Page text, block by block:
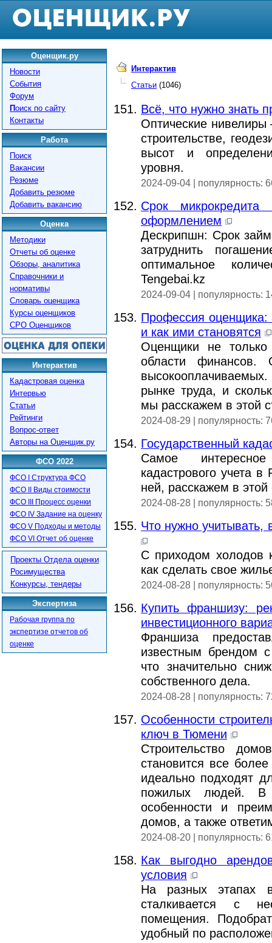
Оценщик.ру
Новости
События
Форум
Поиск по сайту
Контакты
Работа
Поиск
Вакансии
Резюме
Добавить резюме
Добавить вакансию
Оценка
Методики
Отчеты об оценке
Обзоры, аналитика
Справочники и
нормативы
Словарь оценщика
Курсы оценщиков
СРО Оценщиков
Интерактив
Кадастровая оценка
Интервью
Статьи
Рейтинги
Вопрос-ответ
Авторы на Оценщик.ру
ФСО 2022
ФСО I Структура ФСО
ФСО II Виды стоимости
ФСО III Процесс оценки
ФСО IV Задание на оценку
ФСО V Подходы и методы
ФСО VI Отчет об оценке
Проекты Отдела оценки
Росимущества
Конкурсы, тендеры
Экспертиза
Рабочая группа по
экспертизе отчетов об
оценке
Интерактив
Статьи (1046)
Всё, что нужно знать
Оптические
строительстве,
высот и
уровня.
2024-09-04 | популярность:
Срок
оформлением
Дескрипшн: Срок
затруднить
оптимальное
Tengebai.kz
2024-09-04 | популярность:
Профессия оценщика:
и как ими становятся
Оценщики не
области
рынке труда, и
мы расскажем в этой
2024-08-29 | популярность:
Государственный
Самое
кадастрового учета
ней, расскажем в этой
2024-08-28 | популярность:
Что нужно учитывать,
С приходом холодов
как сделать свое
2024-08-28 | популярность:
Купить франшизу:
инвестиционного
Франшиза
известным брендом
что значительно
собственного дела.
2024-08-28 | популярность:
Особенности
ключ в Тюмени
Строительство
становится все
идеально подходят
пожилых людей. В
особенности и
домов, а также
2024-08-20 | популярность:
Как выгодно
условия
На разных этапах
сталкивается с
помещения.
удобный по